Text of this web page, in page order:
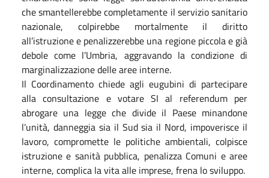
che smantellerebbe completamente il servizio sanitario
nazionale, colpirebbe mortalmente il diritto
all’istruzione e penalizzerebbe una regione piccola e già
debole come l’Umbria, aggravando la condizione di
marginalizzazione delle aree interne.
Il Coordinamento chiede agli eugubini di partecipare
alla consultazione e votare SI al referendum per
abrogare una legge che divide il Paese minandone
l’unità, danneggia sia il Sud sia il Nord, impoverisce il
lavoro, compromette le politiche ambientali, colpisce
istruzione e sanità pubblica, penalizza Comuni e aree
interne, complica la vita alle imprese, frena lo sviluppo.